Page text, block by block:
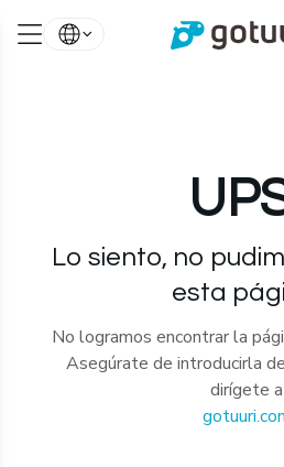
Lo siento, no
esta
No logramos encontrar la
Asegúrate de introducirla
dirígete a